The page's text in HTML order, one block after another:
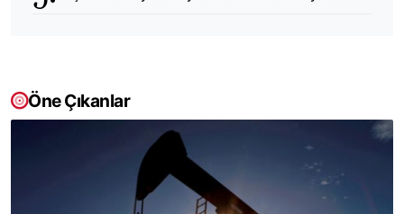
Öne Çıkanlar